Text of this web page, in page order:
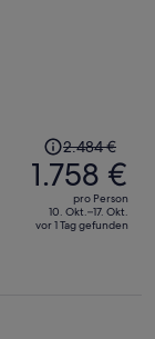
Der
Preis
betrug
2.484 €,
jetzt
2.484 €
1.758 €
pro Person
10. Okt.–17. Okt.
vor 1 Tag gefunden